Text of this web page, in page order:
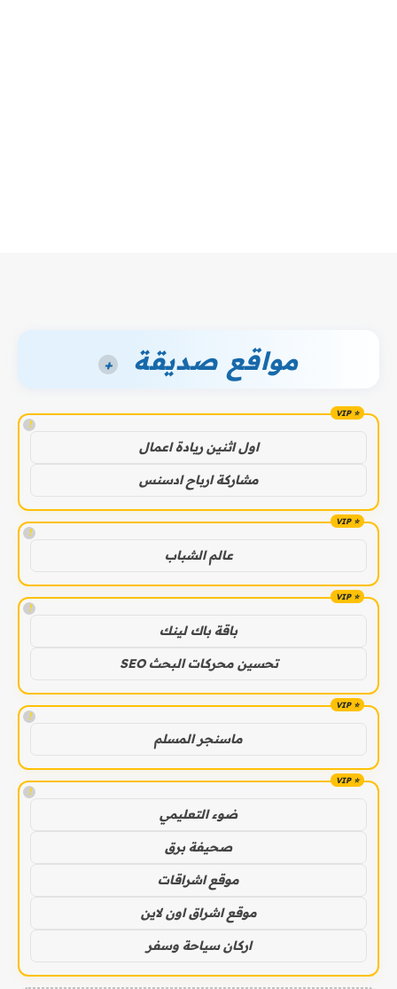
مواقع صديقة +
!
اول اثنين ريادة اعمال
مشاركة ارباح ادسنس
!
عالم الشباب
!
باقة باك لينك
تحسين محركات البحث SEO
!
ماسنجر المسلم
!
ضوء التعليمي
صحيفة برق
موقع اشراقات
موقع اشراق اون لاين
اركان سياحة وسفر